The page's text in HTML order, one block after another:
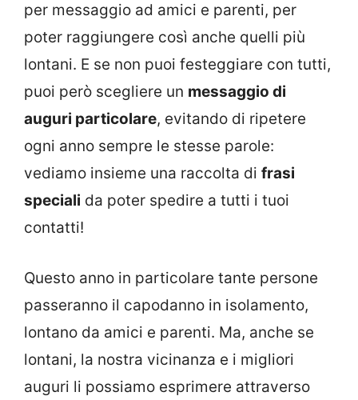
per messaggio ad amici e parenti, per
poter raggiungere così anche quelli più
lontani. E se non puoi festeggiare con tutti,
puoi però scegliere un messaggio di
auguri particolare, evitando di ripetere
ogni anno sempre le stesse parole:
vediamo insieme una raccolta di frasi
speciali da poter spedire a tutti i tuoi
contatti!
Questo anno in particolare tante persone
passeranno il capodanno in isolamento,
lontano da amici e parenti. Ma, anche se
lontani, la nostra vicinanza e i migliori
auguri li possiamo esprimere attraverso